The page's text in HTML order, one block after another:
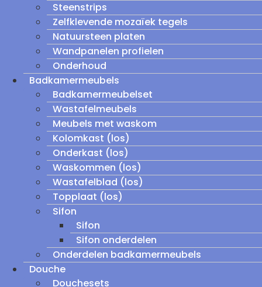
Steenstrips
Zelfklevende mozaïek tegels
Natuursteen platen
Wandpanelen profielen
Onderhoud
Badkamermeubels
Badkamermeubelset
Wastafelmeubels
Meubels met waskom
Kolomkast (los)
Onderkast (los)
Waskommen (los)
Wastafelblad (los)
Topplaat (los)
Sifon
Sifon
Sifon onderdelen
Onderdelen badkamermeubels
Douche
Douchesets